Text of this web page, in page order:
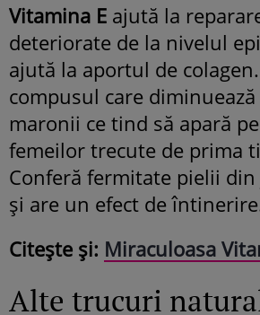
Vitamina E ajută la
deteriorate de la nivelul
ajută la aportul de
compusul care
maronii ce tind să apară
femeilor trecute de prima
Conferă fermitate pielii
și are un efect de
Citește și: Miraculoasa
Alte trucuri